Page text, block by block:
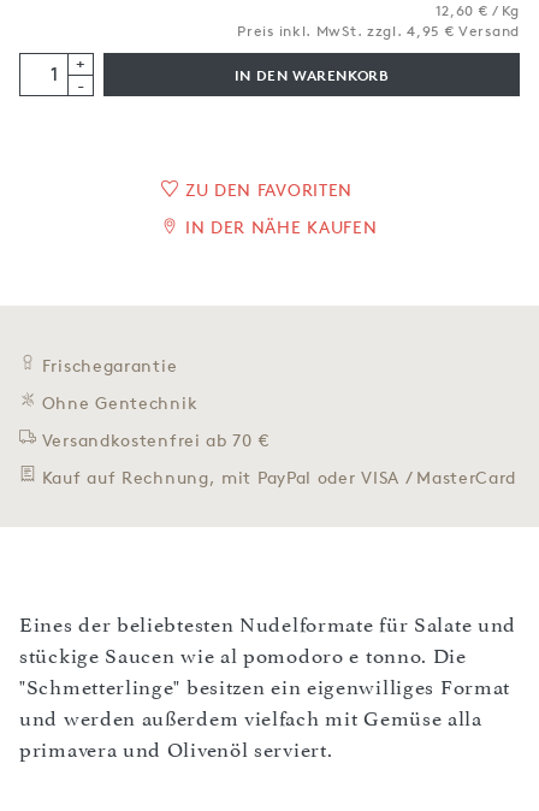
12,60 € / Kg
Preis inkl. MwSt. zzgl. 4,95 € Versand
+
-
IN DEN WARENKORB
ZU DEN FAVORITEN
IN DER NÄHE KAUFEN
Frischegarantie
Ohne Gentechnik
Versandkostenfrei ab 70 €
Kauf auf Rechnung, mit PayPal oder VISA / MasterCard
Eines der beliebtesten Nudelformate für Salate und
stückige Saucen wie al pomodoro e tonno. Die
"Schmetterlinge" besitzen ein eigenwilliges Format
und werden außerdem vielfach mit Gemüse alla
primavera und Olivenöl serviert.